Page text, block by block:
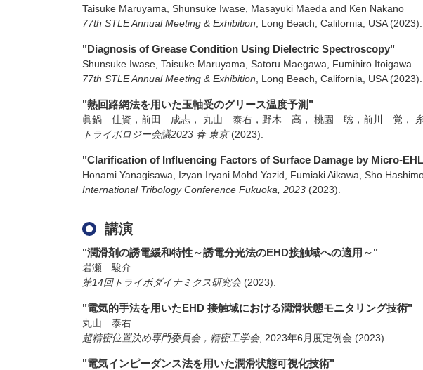
Taisuke Maruyama, Shunsuke Iwase, Masayuki Maeda and Ken Nakano
77th STLE Annual Meeting & Exhibition
Long Beach, California, USA (2023)
"Diagnosis of Grease Condition Using Dielectric Spectroscopy"
Shunsuke Iwase, Taisuke Maruyama, Satoru Maegawa, Fumihiro Itoigawa
77th STLE Annual Meeting & Exhibition
Long Beach, California, USA (2023)
"熱回路網法を用いた玉軸受のグリース温度予測"
眞鍋 佳資，前田 成志， 丸山 泰右，野木 高， 桃園 聡，前川 覚，
トライボロジー会議2023 春 東京(2023)
"Clarification of Influencing Factors of Surface Damage by Micro-
Honami Yanagisawa, Izyan Iryani Mohd Yazid, Fumiaki Aikawa, Sho
International Tribology Conference Fukuoka, 2023 (2023)
講演
"潤滑剤の誘電緩和特性～誘電分光法のEHD接触域への適用～"
岩瀬 駿介
第14回トライボダイナミクス研究会 (2023)
"電気的手法を用いたEHD 接触域における潤滑状態モニタリング技術"
丸山 泰右
超精密位置決め専門委員会，精密工学会, 2023年6月度定例会 (2023)
"電気インピーダンス法を用いた潤滑状態可視化技術"